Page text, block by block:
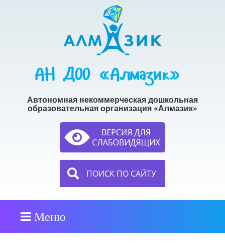
АН ДОО «Алмазик»
Автономная некоммерческая дошкольная
образовательная организация «Алмазик»
ПОИСК ПО САЙТУ
Меню